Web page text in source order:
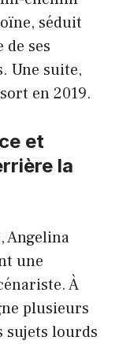
séduit
ses
Une suite,
en 2019.
et
la
Angelina
une
À
plusieurs
sujets lourds